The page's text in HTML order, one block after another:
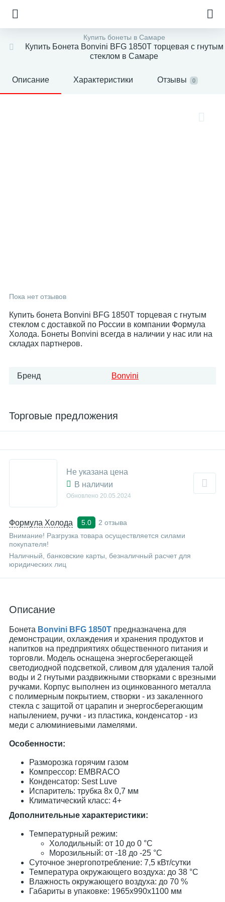
Купить бонеты в Самаре
Купить Бонета Bonvini BFG 1850T торцевая с гнутым
стеклом в Самаре
Описание Характеристики Отзывы 0
Пока нет отзывов
Купить бонета Bonvini BFG 1850T торцевая с гнутым
стеклом с доставкой по России в компании Формула
Холода. Бонеты Bonvini всегда в наличии у нас или на
складах партнеров.
Бренд Bonvini
Торговые предложения
Формула Холода 5.0
2 отзыва
Внимание! Разгрузка товара осуществляется силами
покупателя!
Наличный, банковские карты, безналичный расчет для
юридических лиц
Не указана цена
В наличии
Обновлено 20.05.2024
Описание
Бонета Bonvini BFG 1850T предназначена для
демонстрации, охлаждения и хранения продуктов и
напитков на предприятиях общественного питания и
торговли. Модель оснащена энергосберегающей
светодиодной подсветкой, сливом для удаления талой
воды и 2 гнутыми раздвижными створками с врезными
ручками. Корпус выполнен из оцинкованного металла
с полимерным покрытием, створки - из закаленного
стекла с защитой от царапин и энергосберегающим
напылением, ручки - из пластика, конденсатор - из
меди с алюминиевыми ламелями.
Особенности:
Разморозка горячим газом
Компрессор: EMBRACO
Конденсатор: Sest Luve
Испаритель: трубка 8х 0,7 мм
Климатический класс: 4+
Дополнительные характеристики:
Температурный режим:
Холодильный: от 10 до 0 °C
Морозильный: от -18 до -25 °C
Суточное энергопотребление: 7,5 кВт/сутки
Температура окружающего воздуха: до 38 °C
Влажность окружающего воздуха: до 70 %
Габариты в упаковке: 1965х990х1100 мм